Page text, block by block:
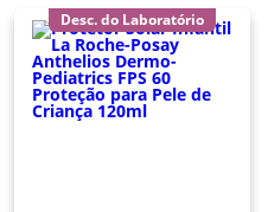
Desc. do Laboratório